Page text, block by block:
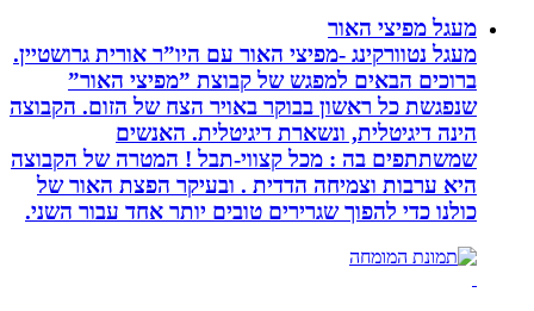
מעגל מפיצי האור
מעגל נטוורקינג -מפיצי האור עם היו”ר אורית גרושטיין.
ברוכים הבאים למפגש של קבוצת ”מפיצי האור”
שנפגשת כל ראשון בבוקר באויר הצח של הזום. הקבוצה
הינה דיגיטלית, ונשארת דיגיטלית. האנשים
שמשתתפים בה : מכל קצווי-תבל ! המטרה של הקבוצה
היא ערבות וצמיחה הדדית . ובעיקר הפצת האור של
כולנו כדי להפוך שגרירים טובים יותר אחד עבור השני.